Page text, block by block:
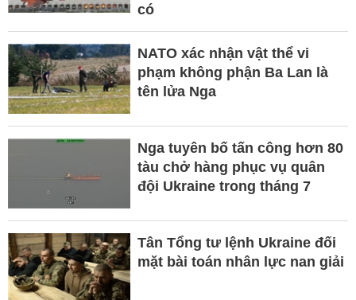
có
NATO xác nhận vật thể vi
phạm không phận Ba Lan là
tên lửa Nga
Nga tuyên bố tấn công hơn 80
tàu chở hàng phục vụ quân
đội Ukraine trong tháng 7
Tân Tổng tư lệnh Ukraine đối
mặt bài toán nhân lực nan giải